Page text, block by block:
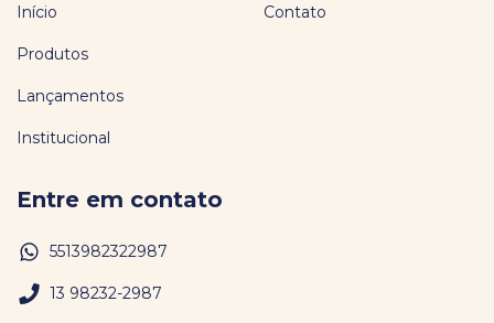
Início
Produtos
Lançamentos
Institucional
Contato
Entre em contato
5513982322987
13 98232-2987